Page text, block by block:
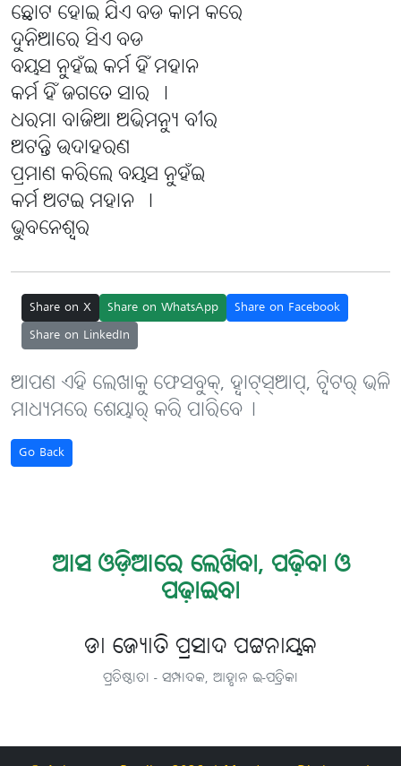
ଛୋଟ ହୋଇ ଯିଏ ବଡ କାମ କରେ
ଦୁନିଆରେ ସିଏ ବଡ
ବୟସ ନୁହଁଇ କର୍ମ ହିଁ ମହାନ
କର୍ମ ହିଁ ଜଗତେ ସାର ।
ଧରମା ବାଜିଆ ଅଭିମନ୍ୟୁ ବୀର
ଅଟନ୍ତି ଉଦାହରଣ
ପ୍ରମାଣ କରିଲେ ବୟସ ନୁହଁଇ
କର୍ମ ଅଟଇ ମହାନ ।
ଭୁବନେଶ୍ବର
Share on X Share on WhatsApp
Share on Facebook
Share on LinkedIn
ଆପଣ ଏହି ଲେଖାକୁ ଫେସବୁକ୍, ହ୍ବାଟ୍‌ସ୍‌ଆପ୍, ଟ୍ବିଟର୍ ଭଳି
ମାଧ୍ୟମରେ ଶେୟାର୍ କରି ପାରିବେ୤
Go Back
ଆସ ଓଡ଼ିଆରେ ଲେଖିବା, ପଢ଼ିବା ଓ
ପଢ଼ାଇବା
ଡା ଜ୍ୟୋତି ପ୍ରସାଦ ପଟ୍ଟନାୟକ
ପ୍ରତିଷ୍ଠାତା - ସମ୍ପାଦକ, ଆହ୍ବାନ ଇ-ପତ୍ରିକା